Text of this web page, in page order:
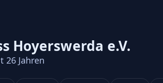
Hoyerswerda e.V.
26 Jahren